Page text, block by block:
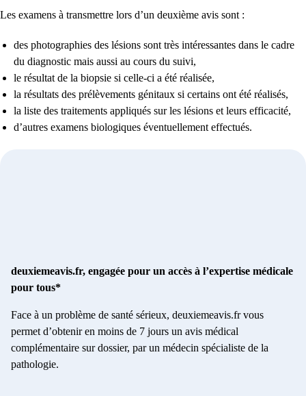
Les examens à transmettre lors d’un deuxième avis sont :
des photographies des lésions sont très intéressantes dans le cadre
du diagnostic mais aussi au cours du suivi,
le résultat de la biopsie si celle-ci a été réalisée,
la résultats des prélèvements génitaux si certains ont été réalisés,
la liste des traitements appliqués sur les lésions et leurs efficacité,
d’autres examens biologiques éventuellement effectués.
deuxiemeavis.fr, engagée pour un accès à l’expertise médicale
pour tous*
Face à un problème de santé sérieux, deuxiemeavis.fr vous
permet d’obtenir en moins de 7 jours un avis médical
complémentaire sur dossier, par un médecin spécialiste de la
pathologie.